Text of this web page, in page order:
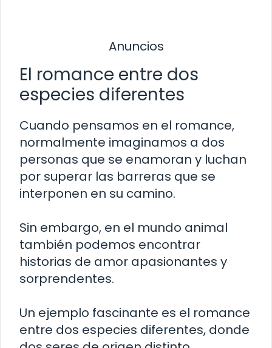
Anuncios
El romance entre dos
especies diferentes
Cuando pensamos en el romance,
normalmente imaginamos a dos
personas que se enamoran y luchan
por superar las barreras que se
interponen en su camino.
Sin embargo, en el mundo animal
también podemos encontrar
historias de amor apasionantes y
sorprendentes.
Un ejemplo fascinante es el romance
entre dos especies diferentes, donde